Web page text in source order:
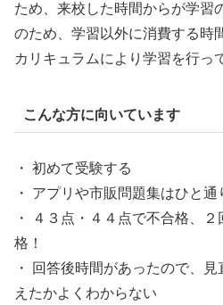
ため、来校した時間からが学習
のため、学習以外に消費する時
カリキュラムにより学習を行っ
こんな方に向いています
・ 初めて受験する
・ アプリや市販問題集はひと通
・ ４３点・４４点で不合格、
格！
・ 回答後時間があったので、
えたかよくわからない